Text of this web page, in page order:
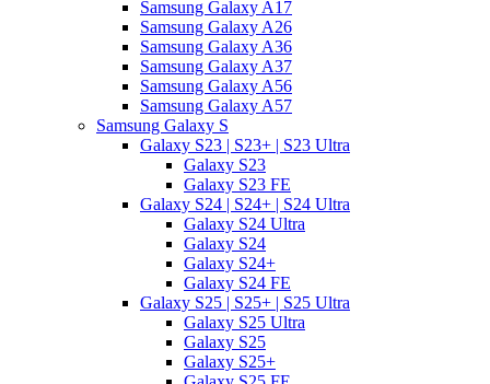
Samsung Galaxy A17
Samsung Galaxy A26
Samsung Galaxy A36
Samsung Galaxy A37
Samsung Galaxy A56
Samsung Galaxy A57
Samsung Galaxy S
Galaxy S23 | S23+ | S23 Ultra
Galaxy S23
Galaxy S23 FE
Galaxy S24 | S24+ | S24 Ultra
Galaxy S24 Ultra
Galaxy S24
Galaxy S24+
Galaxy S24 FE
Galaxy S25 | S25+ | S25 Ultra
Galaxy S25 Ultra
Galaxy S25
Galaxy S25+